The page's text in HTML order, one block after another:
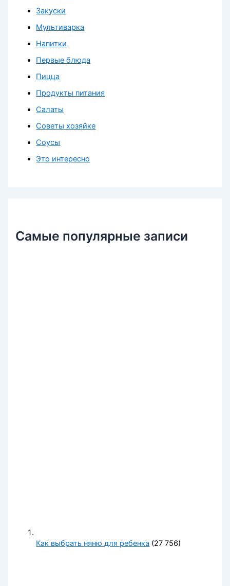
Закуски
Мультиварка
Напитки
Первые блюда
Пицца
Продукты питания
Салаты
Советы хозяйке
Соусы
Это интересно
Самые популярные записи
Как выбрать няню для ребенка (27 756)